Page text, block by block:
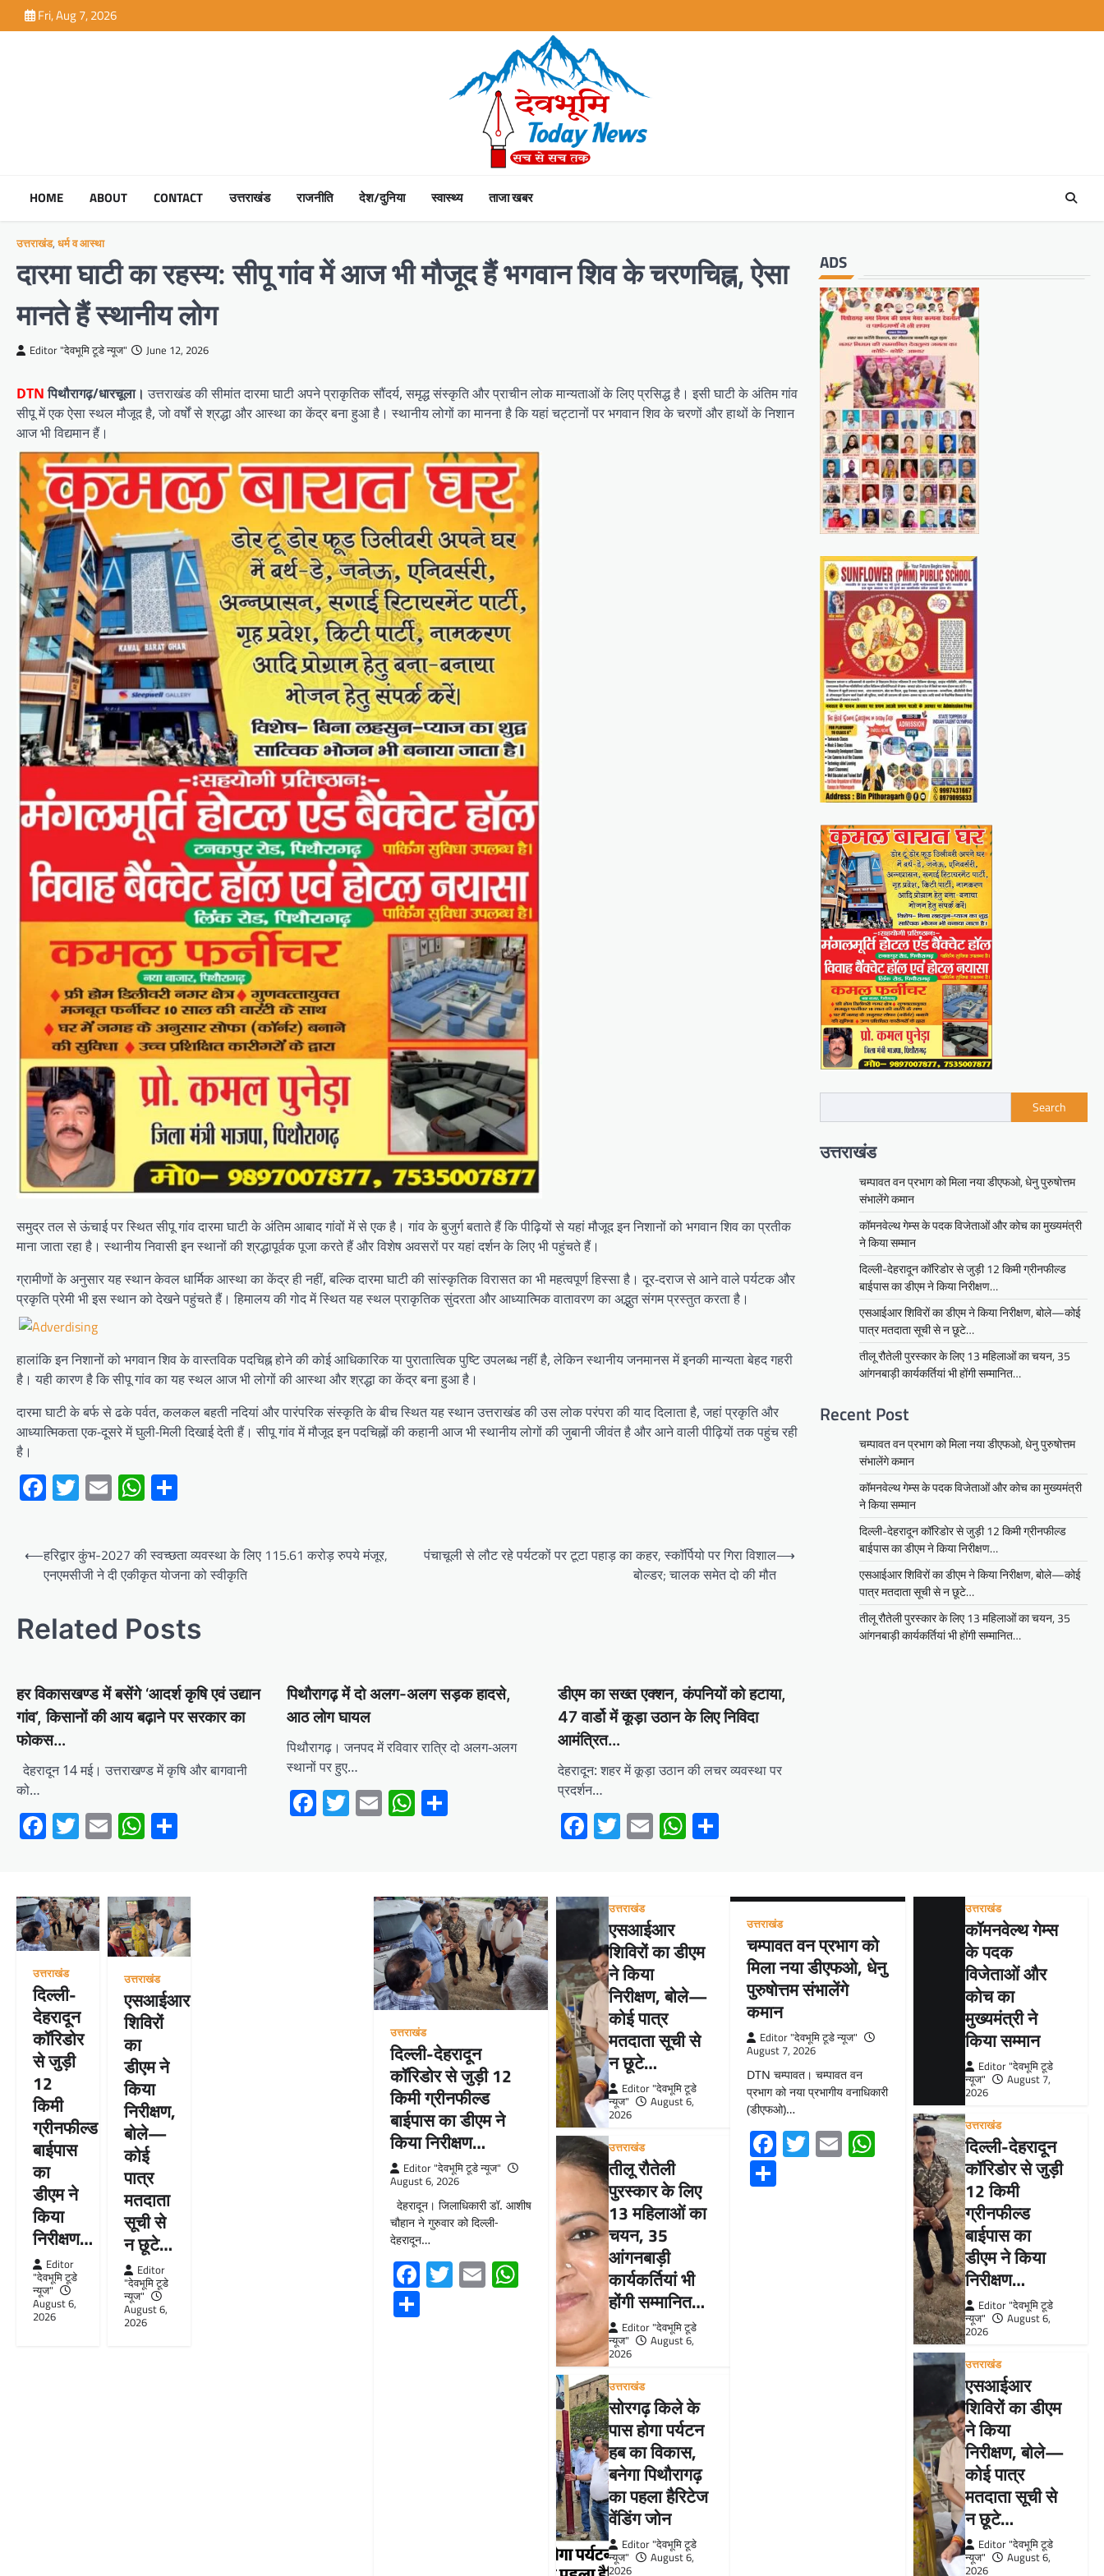
to
Fri, Aug 7, 2026
HOME ABOUT CONTACT उत्तराखंड राजनीति देश/दुनिया स्वास्थ्य ताजा खबर
उत्तराखंड, धर्म व आस्था
दारमा घाटी का रहस्य: सीपू गांव में आज भी मौजूद हैं भगवान शिव के चरणचिह्न, ऐसा
मानते हैं स्थानीय लोग
Editor "देवभूमि टूडे न्यूज" June 12, 2026
DTNपिथौरागढ़/धारचूला। उत्तराखंड की सीमांत दारमा घाटी अपने प्राकृतिक सौंदर्य, समृद्ध संस्कृति और प्राचीन लोक मान्यताओं के लिए प्रसिद्ध है। इसी घाटी के अंतिम गांव
सीपू में एक ऐसा स्थल मौजूद है, जो वर्षों से श्रद्धा और आस्था का केंद्र बना हुआ है। स्थानीय लोगों का मानना है कि यहां चट्टानों पर भगवान शिव के चरणों और हाथों के निशान
आज भी विद्यमान हैं।
समुद्र तल से ऊंचाई पर स्थित सीपू गांव दारमा घाटी के अंतिम आबाद गांवों में से एक है। गांव के बुजुर्ग बताते हैं कि पीढ़ियों से यहां मौजूद इन निशानों को भगवान शिव का प्रतीक
माना जाता रहा है। स्थानीय निवासी इन स्थानों की श्रद्धापूर्वक पूजा करते हैं और विशेष अवसरों पर यहां दर्शन के लिए भी पहुंचते हैं।
ग्रामीणों के अनुसार यह स्थान केवल धार्मिक आस्था का केंद्र ही नहीं, बल्कि दारमा घाटी की सांस्कृतिक विरासत का भी महत्वपूर्ण हिस्सा है। दूर-दराज से आने वाले पर्यटक और
प्रकृति प्रेमी भी इस स्थान को देखने पहुंचते हैं। हिमालय की गोद में स्थित यह स्थल प्राकृतिक सुंदरता और आध्यात्मिक वातावरण का अद्भुत संगम प्रस्तुत करता है।
हालांकि इन निशानों को भगवान शिव के वास्तविक पदचिह्न होने की कोई आधिकारिक या पुरातात्विक पुष्टि उपलब्ध नहीं है, लेकिन स्थानीय जनमानस में इनकी मान्यता बेहद गहरी
है। यही कारण है कि सीपू गांव का यह स्थल आज भी लोगों की आस्था और श्रद्धा का केंद्र बना हुआ है।
दारमा घाटी के बर्फ से ढके पर्वत, कलकल बहती नदियां और पारंपरिक संस्कृति के बीच स्थित यह स्थान उत्तराखंड की उस लोक परंपरा की याद दिलाता है, जहां प्रकृति और
आध्यात्मिकता एक-दूसरे में घुली-मिली दिखाई देती हैं। सीपू गांव में मौजूद इन पदचिह्नों की कहानी आज भी स्थानीय लोगों की जुबानी जीवंत है और आने वाली पीढ़ियों तक पहुंच रही
है।
Facebook
Twitter
EmailWhatsApp
Post
navigation
⟵हरिद्वार कुंभ-2027 की स्वच्छता व्यवस्था के लिए 115.61 करोड़ रुपये मंजूर,
एनएमसीजी ने दी एकीकृत योजना को स्वीकृति
पंचाचूली से लौट रहे पर्यटकों पर टूटा पहाड़ का कहर, स्काॅर्पियो पर गिरा विशाल
बोल्डर; चालक समेत दो की मौत
⟶
Related Posts
हर विकासखण्ड में बसेंगे ‘आदर्श कृषि एवं उद्यान
गांव’, किसानों की आय बढ़ाने पर सरकार का
फोकस…
देहरादून 14 मई। उत्तराखण्ड में कृषि और बागवानी
को…
Facebook
Twitter
EmailWhatsApp
पिथौरागढ़ में दो अलग-अलग सड़क हादसे,
आठ लोग घायल
पिथौरागढ़। जनपद में रविवार रात्रि दो अलग-अलग
स्थानों पर हुए…
Facebook
Twitter
EmailWhatsApp
डीएम का सख्त एक्शन, कंपनियों को हटाया,
47 वार्डो में कूड़ा उठान के लिए निविदा
आमंत्रित…
देहरादून: शहर में कूड़ा उठान की लचर व्यवस्था पर
प्रदर्शन…
Facebook
Twitter
EmailWhatsApp
Share
ADS
Search
उत्तराखंड
चम्पावत वन प्रभाग को मिला नया डीएफओ, धेनु पुरुषोत्तम
संभालेंगे कमान
कॉमनवेल्थ गेम्स के पदक विजेताओं और कोच का मुख्यमंत्री
ने किया सम्मान
दिल्ली-देहरादून कॉरिडोर से जुड़ी 12 किमी ग्रीनफील्ड
बाईपास का डीएम ने किया निरीक्षण…
एसआईआर शिविरों का डीएम ने किया निरीक्षण, बोले—कोई
पात्र मतदाता सूची से न छूटे…
तीलू रौतेली पुरस्कार के लिए 13 महिलाओं का चयन, 35
आंगनबाड़ी कार्यकर्तियां भी होंगी सम्मानित…
Recent Post
चम्पावत वन प्रभाग को मिला नया डीएफओ, धेनु पुरुषोत्तम
संभालेंगे कमान
कॉमनवेल्थ गेम्स के पदक विजेताओं और कोच का मुख्यमंत्री
ने किया सम्मान
दिल्ली-देहरादून कॉरिडोर से जुड़ी 12 किमी ग्रीनफील्ड
बाईपास का डीएम ने किया निरीक्षण…
एसआईआर शिविरों का डीएम ने किया निरीक्षण, बोले—कोई
पात्र मतदाता सूची से न छूटे…
तीलू रौतेली पुरस्कार के लिए 13 महिलाओं का चयन, 35
आंगनबाड़ी कार्यकर्तियां भी होंगी सम्मानित…
उत्तराखंड
दिल्ली-
देहरादून
कॉरिडोर
से जुड़ी
12
किमी
ग्रीनफील्ड
बाईपास
का
डीएम ने
किया
निरीक्षण…
Editor
"देवभूमि टूडे
न्यूज"
August 6,
2026
उत्तराखंड
एसआईआर
शिविरों
का
डीएम ने
किया
निरीक्षण,
बोले—
कोई
पात्र
मतदाता
सूची से
न छूटे…
Editor
"देवभूमि टूडे
न्यूज"
August 6,
2026
उत्तराखंड
दिल्ली-देहरादून
कॉरिडोर से जुड़ी 12
किमी ग्रीनफील्ड
बाईपास का डीएम ने
किया निरीक्षण…
Editor "देवभूमि टूडे न्यूज"
August 6, 2026
देहरादून। जिलाधिकारी डॉ. आशीष
चौहान ने गुरुवार को दिल्ली-
देहरादून…
Facebook
Twitter
EmailWhatsApp
Share
उत्तराखंड
एसआईआर
शिविरों का डीएम
ने किया
निरीक्षण, बोले—
कोई पात्र
मतदाता सूची से
न छूटे…
Editor "देवभूमि टूडे
न्यूज"
August 6,
2026
उत्तराखंड
तीलू रौतेली
पुरस्कार के लिए
13 महिलाओं का
चयन, 35
आंगनबाड़ी
कार्यकर्तियां भी
होंगी सम्मानित…
Editor "देवभूमि टूडे
न्यूज"
August 6,
2026
उत्तराखंड
सोरगढ़ किले के
पास होगा पर्यटन
हब का विकास,
बनेगा पिथौरागढ़
का पहला हैरिटेज
वेंडिंग जोन
Editor "देवभूमि टूडे
न्यूज"
August 6,
2026
उत्तराखंड
चम्पावत वन प्रभाग को
मिला नया डीएफओ, धेनु
पुरुषोत्तम संभालेंगे
कमान
Editor "देवभूमि टूडे न्यूज"
August 7, 2026
DTN चम्पावत। चम्पावत वन
प्रभाग को नया प्रभागीय वनाधिकारी
(डीएफओ)…
Facebook
Twitter
Email WhatsApp
उत्तराखंड
कॉमनवेल्थ गेम्स
के पदक
विजेताओं और
कोच का
मुख्यमंत्री ने
किया सम्मान
Editor "देवभूमि टूडे
न्यूज"
August 7,
2026
उत्तराखंड
दिल्ली-देहरादून
कॉरिडोर से जुड़ी
12 किमी
ग्रीनफील्ड
बाईपास का
डीएम ने किया
निरीक्षण…
Editor "देवभूमि टूडे
न्यूज"
August 6,
2026
उत्तराखंड
एसआईआर
शिविरों का डीएम
ने किया
निरीक्षण, बोले—
कोई पात्र
मतदाता सूची से
न छूटे…
Editor "देवभूमि टूडे
न्यूज"
August 6,
2026